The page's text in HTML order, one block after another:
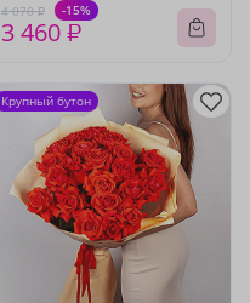
4 070 ₽ -15%
3 460 ₽
Крупный бутон